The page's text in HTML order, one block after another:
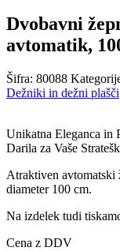
Dvobavni
avtomatik,
Šifra: 80088
Dežniki in dežni plašči
Unikatna Eleganca in
Darila za Vaše
Atraktiven avtomatski
diameter 100 cm.
Na izdelek tudi
Cena z DDV